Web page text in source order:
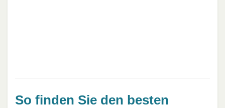
So finden Sie den besten